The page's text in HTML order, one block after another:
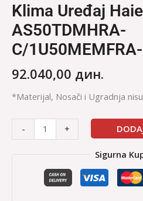
Klima Uređaj
AS50TDMHRA-
C/1U50MEMFRA-
92.040,00 дин.
*Materijal, Nosači i Ugradnja
- +
Sigurna